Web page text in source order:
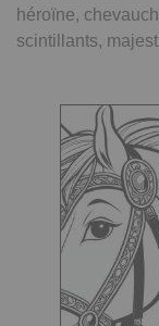
héroïne,
scintillants,